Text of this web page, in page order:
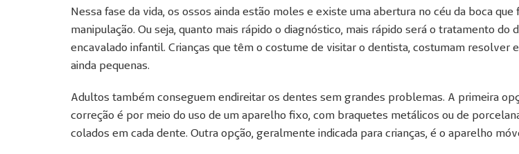
Nessa fase da vida, os ossos ainda estão moles e existe uma abertura no céu da boca que
manipulação. Ou seja, quanto mais rápido o diagnóstico, mais rápido será o tratamento do
encavalado infantil. Crianças que têm o costume de visitar o dentista, costumam resolver
ainda pequenas.
Adultos também conseguem endireitar os dentes sem grandes problemas. A primeira
correção é por meio do uso de um aparelho fixo, com braquetes metálicos ou de
colados em cada dente. Outra opção, geralmente indicada para crianças, é o aparelho